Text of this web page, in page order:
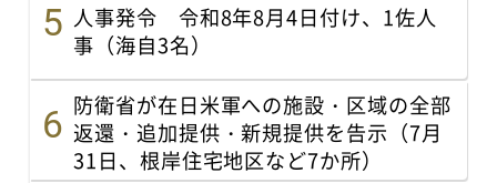
人事発令 令和8年8月4日付け、1佐人
事（海自3名）
防衛省が在日米軍への施設・区域の全部
返還・追加提供・新規提供を告示（7月
31日、根岸住宅地区など7か所）